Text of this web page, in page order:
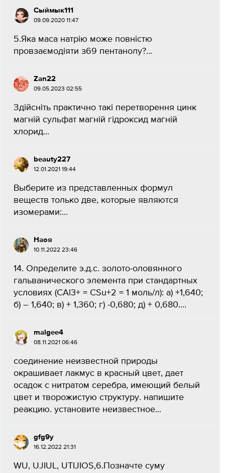
Сыймык111
09.09.2020 11:47
5.Яка маса натрію може повністю
провзаємодіяти з69 пентанолу?​...
Zan22
09.05.2023 02:55
Здійсніть практично такі перетворення цинк
магній сульфат магній гідроксид магній
хлорид​...
beauty227
12.01.2021 19:44
Выберите из представленных формул
веществ только две, которые являются
изомерами:​...
Наоя
10.11.2022 23:46
14. Определите э.д.с. золото-оловянного
гальванического элемента при стандартных
условиях (САl3+ = CSu+2 = 1 моль/л): а) +1,640;
б) – 1,640; в) + 1,360; г) -0,680; д) + 0,680....
malgee4
08.11.2021 06:46
соединение неизвестной природы
окрашивает лакмус в красный цвет, дает
осадок с нитратом серебра, имеющий белый
цвет и творожистую структуру. напишите
реакцию. установите неизвестное...
gfg9y
16.12.2022 21:31
WU, UJIUL, UTIJIOS,6.Позначте суму